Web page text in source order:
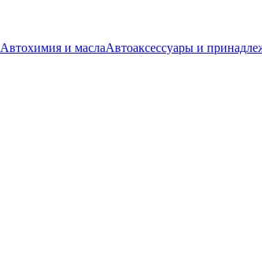
Автохимия и маслаАвтоаксессуары и